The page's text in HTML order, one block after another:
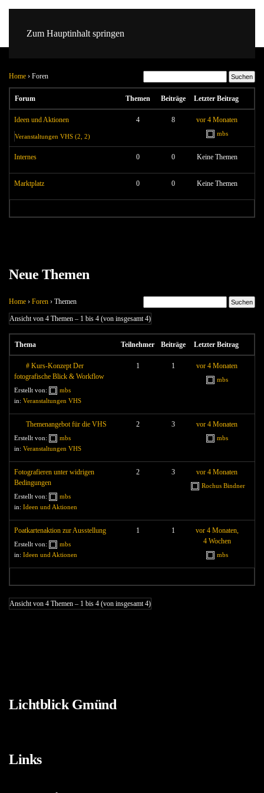
Zum Hauptinhalt springen
Home › Foren
Forum Themen Beiträge Letzter Beitrag
Ideen und Aktionen
Veranstaltungen VHS (2, 2)
4 8 vor 4 Monaten
mbs
Internes 0 0 Keine Themen
Marktplatz 0 0 Keine Themen
Neue Themen
Home › Foren › Themen
Ansicht von 4 Themen – 1 bis 4 (von insgesamt 4)
Thema Teilnehmer Beiträge Letzter Beitrag
# Kurs-Konzept Der
fotografische Blick & Workflow
Erstellt von:
mbs
in: Veranstaltungen VHS
1 1 vor 4 Monaten
mbs
Themenangebot für die VHS
Erstellt von:
mbs
in: Veranstaltungen VHS
2 3 vor 4 Monaten
mbs
Fotografieren unter widrigen
Bedingungen
Erstellt von:
mbs
in: Ideen und Aktionen
2 3 vor 4 Monaten
Rochus Bindner
Poatkartenaktion zur Ausstellung
Erstellt von:
mbs
in: Ideen und Aktionen
1 1
vor 4 Monaten,
4 Wochen
mbs
Ansicht von 4 Themen – 1 bis 4 (von insgesamt 4)
Lichtblick Gmünd
Links